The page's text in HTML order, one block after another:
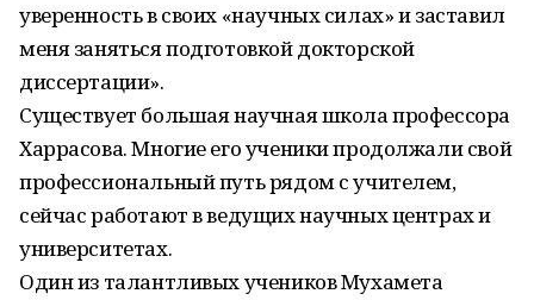
уверенность в своих «научных силах» и заставил
меня заняться подготовкой докторской
диссертации».
Существует большая научная школа профессора
Харрасова. Многие его ученики продолжали свой
профессиональный путь рядом с учителем,
сейчас работают в ведущих научных центрах и
университетах.
Один из талантливых учеников Мухамета